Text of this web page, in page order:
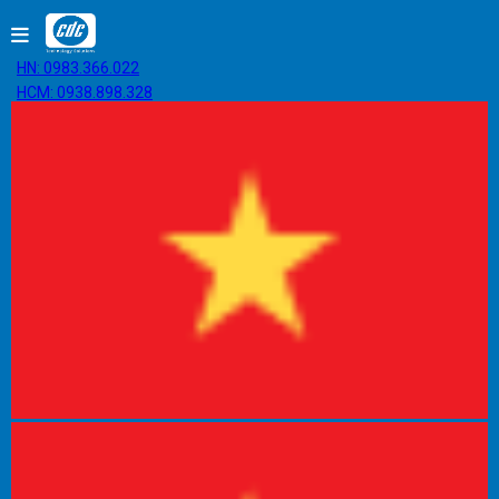
HN: 0983.366.022
HCM: 0938.898.328